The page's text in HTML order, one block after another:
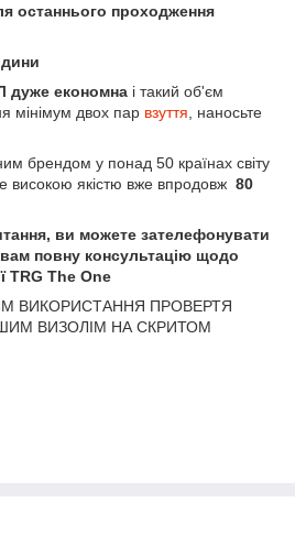
останнього проходження
дуже економна і такий об'єм
мінімум двох пар взуття , наносьте
брендом у понад 50 країнах світу
високою якістю вже впродовж 80
ви можете зателефонувати
повну консультацію щодо
TRG The One
ВИКОРИСТАННЯ ПРОВЕРТЯ
ВИЗОЛІМ НА СКРИТОМ